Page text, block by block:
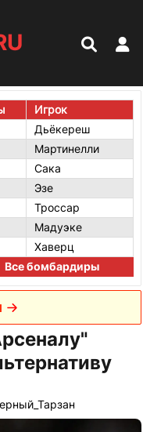
Игрок
Дьёкереш
Мартинелли
Сака
Эзе
Троссар
Мадуэке
Хаверц
Все бомбардиры